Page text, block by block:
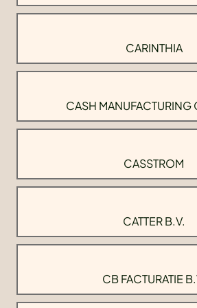
CARINTHIA
CASH MANUFACTURING
CASSTROM
CATTER B.V.
CB FACTURATIE